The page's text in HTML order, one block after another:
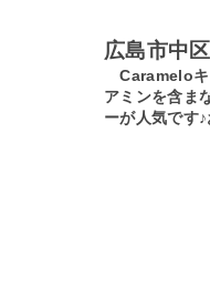
広島市中
Carameloキ
アミンを含ま
ーが人気です♪